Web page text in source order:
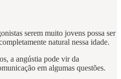
serem muito jovens possa ser
natural nessa idade.
a angústia pode vir da
em algumas questões.